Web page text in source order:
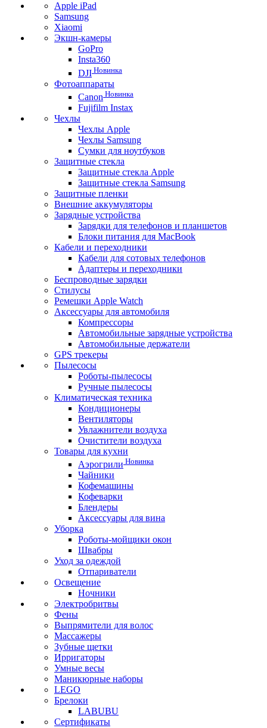
Apple iPad
Samsung
Xiaomi
Экшн-камеры
GoPro
Insta360
DJI Новинка
Фотоаппараты
Canon Новинка
Fujifilm Instax
Чехлы
Чехлы Apple
Чехлы Samsung
Сумки для ноутбуков
Защитные стекла
Защитные стекла Apple
Защитные стекла Samsung
Защитные пленки
Внешние аккумуляторы
Зарядные устройства
Зарядки для телефонов и планшетов
Блоки питания для MacBook
Кабели и переходники
Кабели для сотовых телефонов
Адаптеры и переходники
Беспроводные зарядки
Стилусы
Ремешки Apple Watch
Аксессуары для автомобиля
Компрессоры
Автомобильные зарядные устройства
Автомобильные держатели
GPS трекеры
Пылесосы
Роботы-пылесосы
Ручные пылесосы
Климатическая техника
Кондиционеры
Вентиляторы
Увлажнители воздуха
Очистители воздуха
Товары для кухни
Аэрогрили Новинка
Чайники
Кофемашины
Кофеварки
Блендеры
Аксессуары для вина
Уборка
Роботы-мойщики окон
Швабры
Уход за одеждой
Отпариватели
Освещение
Ночники
Электробритвы
Фены
Выпрямители для волос
Массажеры
Зубные щетки
Ирригаторы
Умные весы
Маникюрные наборы
LEGO
Брелоки
LABUBU
Сертификаты